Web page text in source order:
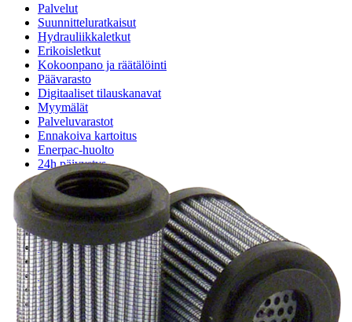
Palvelut
Suunnitteluratkaisut
Hydrauliikkaletkut
Erikoisletkut
Kokoonpano ja räätälöinti
Päävarasto
Digitaaliset tilauskanavat
Myymälät
Palveluvarastot
Ennakoiva kartoitus
Enerpac-huolto
24h päivystys
Tekninen tuki
Sylinterilaskuri
Sähköteholaskuri
Virtausnopeuslaskuri
Hammaspyöräpumpun tilavuuslaskuri
Hydrauliteholaskuri
Teollisuusletkuhaku
Suodatinhaku
Magneettikelahaku